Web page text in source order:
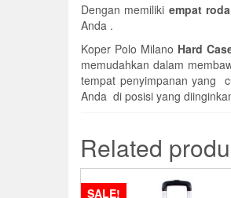
Dengan memiliki empat
Anda .
Koper Polo Milano Hard
memudahkan dalam
tempat penyimpanan yang
Anda di posisi yang
Related
SALE!